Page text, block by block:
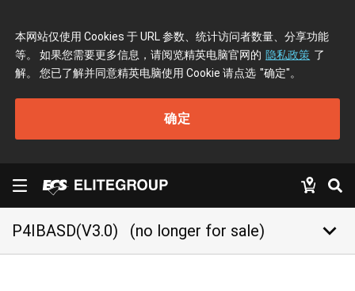
本网站仅使用 Cookies 于 URL 参数、统计访问者数量、分享功能
等。 如果您需要更多信息，请阅览精英电脑官网的 隐私政策 了
解。 您已了解并同意精英电脑使用 Cookie 请点选 "确定"。
确定
P4IBASD(V3.0) (no longer for sale) keyboard_arrow_down